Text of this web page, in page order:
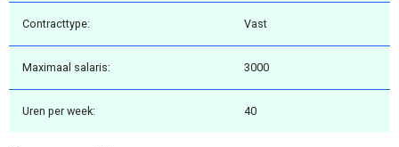
Contracttype: Vast
Maximaal salaris: 3000
Uren per week: 40